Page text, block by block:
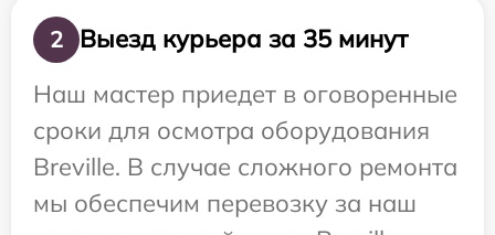
2
Выезд курьера за 35 минут
Наш мастер приедет в оговоренные
сроки для осмотра оборудования
Breville. В случае сложного ремонта
мы обеспечим перевозку за наш